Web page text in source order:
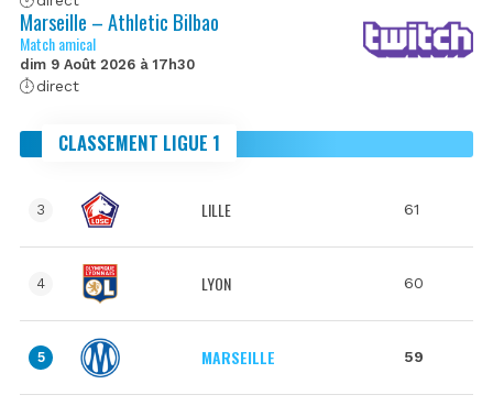
Marseille – Athletic Bilbao
Match amical
dim 9 Août 2026 à 17h30
direct
CLASSEMENT LIGUE 1
3 LILLE 61
4 LYON 60
5 MARSEILLE 59